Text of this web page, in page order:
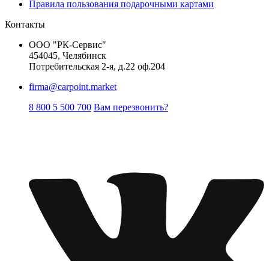
Правила пользования подарочными картами
Контакты
ООО "РК-Сервис"
454045, Челябинск
Потребительская 2-я, д.22 оф.204
firma@carpoint.market
8 800 5 500 700 Вам перезвонить?